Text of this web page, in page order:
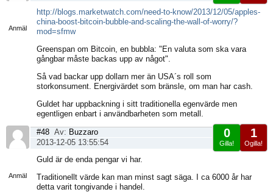
Anmäl
http://blogs.marketwatch.com/need-to-know/2013/12/05/apples-
china-boost-bitcoin-bubble-and-scaling-the-wall-of-worry/?
mod=sfmw
Greenspan om Bitcoin, en bubbla: "En valuta som ska vara
gångbar måste backas upp av något".
Så vad backar upp dollarn mer än USA´s roll som
storkonsument. Energivärdet som bränsle, om man har cash.
Guldet har uppbackning i sitt traditionella egenvärde men
egentligen enbart i användbarheten som metall.
Anmäl
1
Ogilla!
0
Gilla!
#48 Av: Buzzaro
2013-12-05 13:55:54
Guld är de enda pengar vi har.
Traditionellt värde kan man minst sagt säga. I ca 6000 år har
detta varit tongivande i handel.